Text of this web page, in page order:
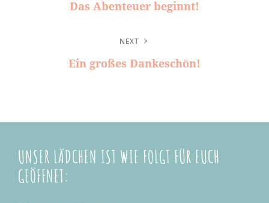
Das Abenteuer beginnt!
NEXT
Ein großes Dankeschön!
UNSER LÄDCHEN IST WIE FOLGT FÜR EUCH
GEÖFFNET: